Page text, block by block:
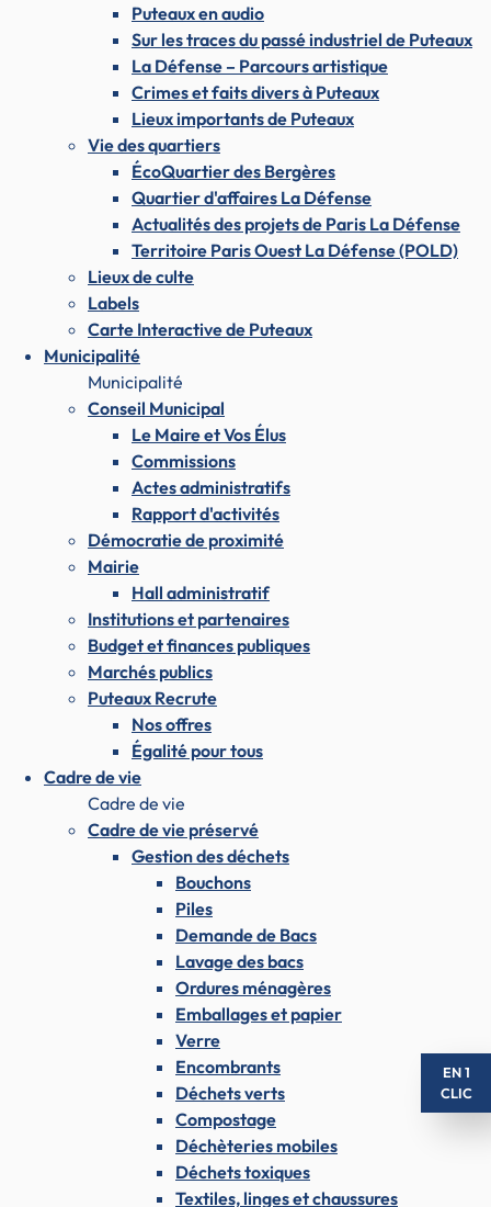
EN 1
CLIC
Puteaux en audio
Sur les traces du passé industriel de Puteaux
La Défense – Parcours artistique
Crimes et faits divers à Puteaux
Lieux importants de Puteaux
Vie des quartiers
ÉcoQuartier des Bergères
Quartier d'affaires La Défense
Actualités des projets de Paris La Défense
Territoire Paris Ouest La Défense (POLD)
Lieux de culte
Labels
Carte Interactive de Puteaux
Municipalité
Municipalité
Conseil Municipal
Le Maire et Vos Élus
Commissions
Actes administratifs
Rapport d'activités
Démocratie de proximité
Mairie
Hall administratif
Institutions et partenaires
Budget et finances publiques
Marchés publics
Puteaux Recrute
Nos offres
Égalité pour tous
Cadre de vie
Cadre de vie
Cadre de vie préservé
Gestion des déchets
Bouchons
Piles
Demande de Bacs
Lavage des bacs
Ordures ménagères
Emballages et papier
Verre
Encombrants
Déchets verts
Compostage
Déchèteries mobiles
Déchets toxiques
Textiles, linges et chaussures